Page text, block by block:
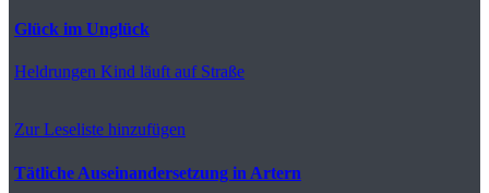
Glück im Unglück
Heldrungen Kind läuft auf Straße
Zur Leseliste hinzufügen
Tätliche Auseinandersetzung in Artern